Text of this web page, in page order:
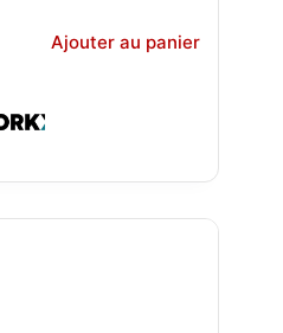
Ajouter au panier